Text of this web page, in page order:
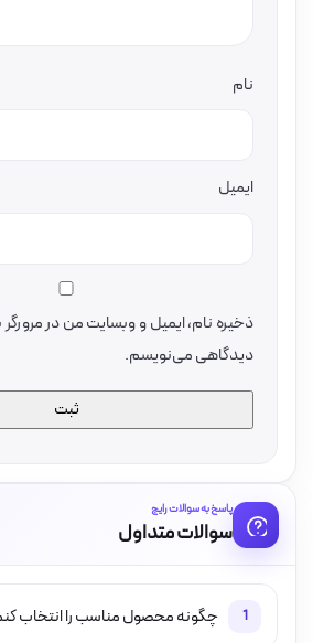
نام
ایمیل
ذخیره نام، ایمیل و وبسایت من در مرورگر
دیدگاهی می‌نویسم.
پاسخ به سوالات رایج
سوالات متداول
1 چگونه محصول مناسب را انتخاب